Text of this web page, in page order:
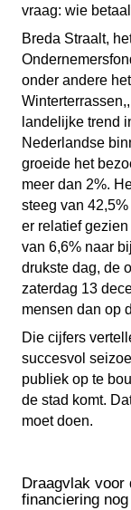
vraag: wie
Breda Straalt,
onder andere
landelijke trend
Nederlandse
groeide het
meer dan 2%.
steeg van
er relatief
van 6,6% naar
drukste dag, de
zaterdag 13
mensen dan op
Die cijfers
succesvol
publiek op te
de stad komt.
moet doen.
Draagvlak voor
financiering nog